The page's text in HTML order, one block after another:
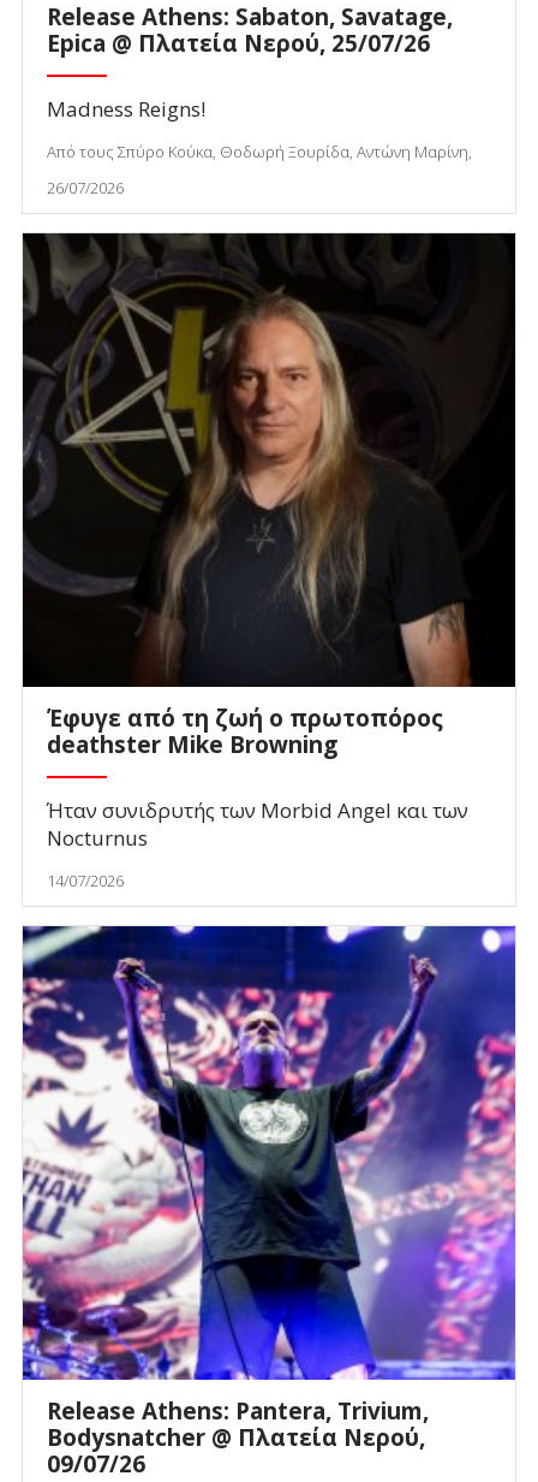
Release Athens: Sabaton, Savatage,
Epica @ Πλατεία Νερού, 25/07/26
Madness Reigns!
Από τους Σπύρο Κούκα, Θοδωρή Ξουρίδα, Αντώνη Μαρίνη,
26/07/2026
Έφυγε από τη ζωή ο πρωτοπόρος
deathster Mike Browning
Ήταν συνιδρυτής των Morbid Angel και των
Nocturnus
14/07/2026
Release Athens: Pantera, Trivium,
Bodysnatcher @ Πλατεία Νερού,
09/07/26